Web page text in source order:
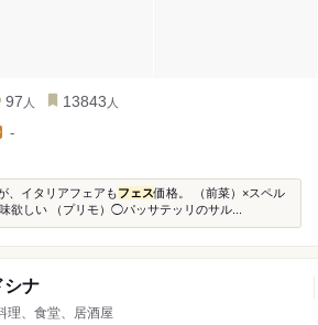
97 人 13843 人
-
、イタリアフェアもフェス価格。 （前菜）×スペル
欲しい （プリモ）◯パッサテッリのサル...
シナ
理、食堂、居酒屋